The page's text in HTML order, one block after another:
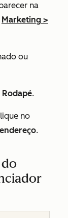
na
Marketing >
ou
.
no
endereço.